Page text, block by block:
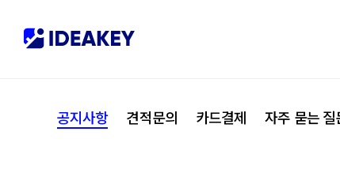
공지사항 견적문의 카드결제 자주 묻는 질